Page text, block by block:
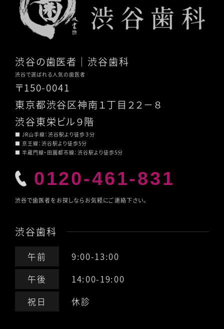
渋谷の歯医者 ｜渋谷歯科
渋谷で選ばれる人気の歯医者
〒150-0041
東京都渋谷区神南１丁目２２－８
渋谷東栄ビル９階
■ JR山手線：渋谷駅より徒歩３分
■ 京王線：渋谷駅より徒歩5分
■ 半蔵門線・田園都市線：渋谷駅より徒歩5分
0120-461-831
渋谷で歯医者をお探しならお気軽にご連絡下さい。
渋谷歯科
午前
9:00-13:00
午後
14:00-19:00
祝日
休診